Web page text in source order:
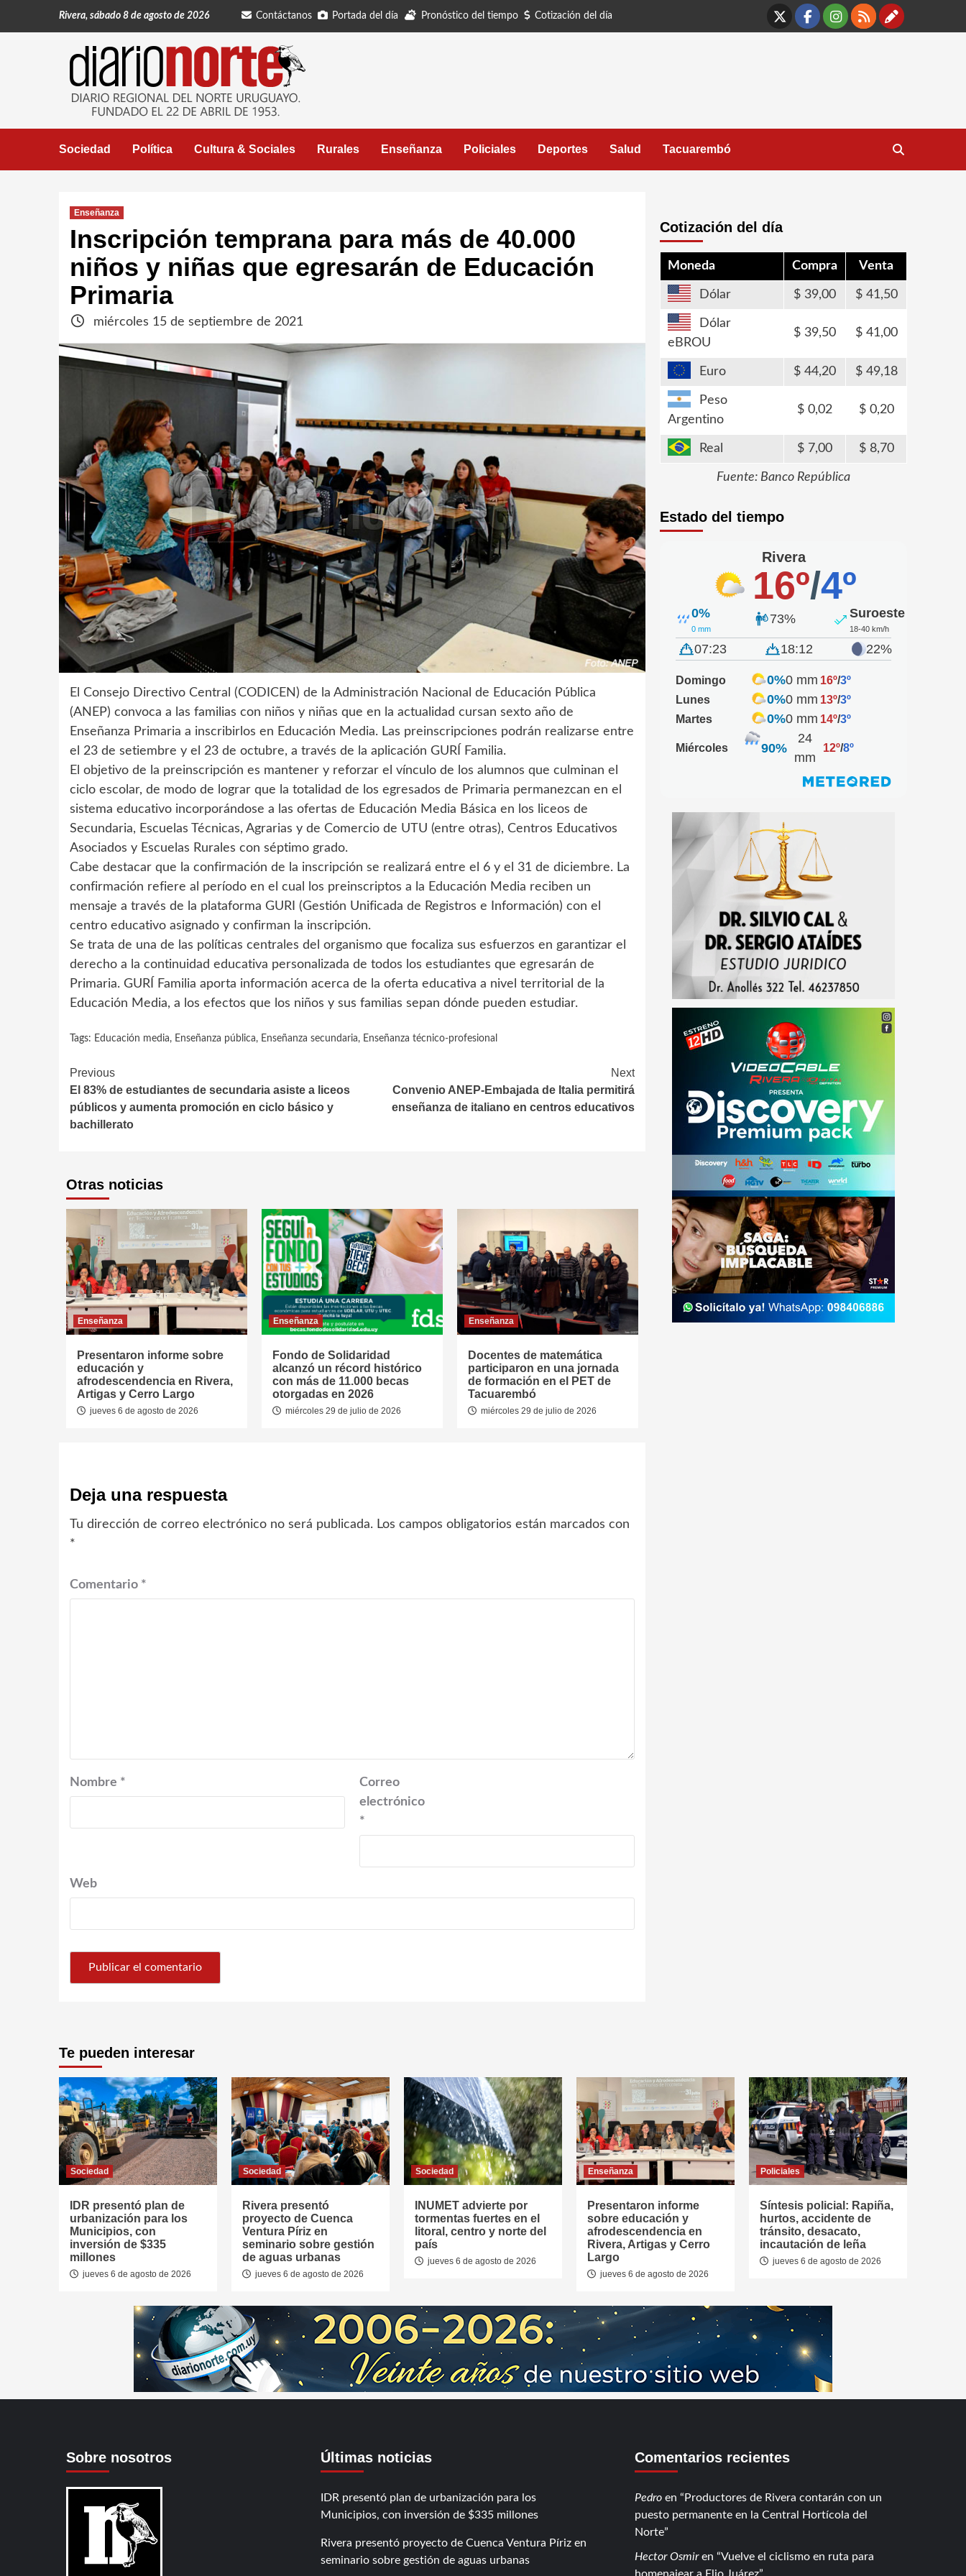
Rivera, sábado 8 de agosto de 2026 Contáctanos Portada del día Pronóstico del tiempo Cotización del día
X Facebook
Instagram
RSS
Sociedad Política Cultura & Sociales Rurales Enseñanza Policiales Deportes Salud Tacuarembó
Enseñanza
Inscripción temprana para más de 40.000
niños y niñas que egresarán de Educación
Primaria
miércoles 15 de septiembre de 2021
El Consejo Directivo Central (CODICEN) de la Administración Nacional de Educación Pública
(ANEP) convoca a las familias con niños y niñas que en la actualidad cursan sexto año de
Enseñanza Primaria a inscribirlos en Educación Media. Las preinscripciones podrán realizarse entre
el 23 de setiembre y el 23 de octubre, a través de la aplicación GURÍ Familia.
El objetivo de la preinscripción es mantener y reforzar el vínculo de los alumnos que culminan el
ciclo escolar, de modo de lograr que la totalidad de los egresados de Primaria permanezcan en el
sistema educativo incorporándose a las ofertas de Educación Media Básica en los liceos de
Secundaria, Escuelas Técnicas, Agrarias y de Comercio de UTU (entre otras), Centros Educativos
Asociados y Escuelas Rurales con séptimo grado.
Cabe destacar que la confirmación de la inscripción se realizará entre el 6 y el 31 de diciembre. La
confirmación refiere al período en el cual los preinscriptos a la Educación Media reciben un
mensaje a través de la plataforma GURI (Gestión Unificada de Registros e Información) con el
centro educativo asignado y confirman la inscripción.
Se trata de una de las políticas centrales del organismo que focaliza sus esfuerzos en garantizar el
derecho a la continuidad educativa personalizada de todos los estudiantes que egresarán de
Primaria. GURÍ Familia aporta información acerca de la oferta educativa a nivel territorial de la
Educación Media, a los efectos que los niños y sus familias sepan dónde pueden estudiar.
Tags: Educación media, Enseñanza pública, Enseñanza secundaria, Enseñanza técnico-profesional
Continue
Reading
Previous
El 83% de estudiantes de secundaria asiste a liceos
públicos y aumenta promoción en ciclo básico y
bachillerato
Next
Convenio ANEP-Embajada de Italia permitirá
enseñanza de italiano en centros educativos
Otras noticias
Enseñanza
Presentaron informe sobre
educación y
afrodescendencia en Rivera,
Artigas y Cerro Largo
jueves 6 de agosto de 2026
Enseñanza
Fondo de Solidaridad
alcanzó un récord histórico
con más de 11.000 becas
otorgadas en 2026
miércoles 29 de julio de 2026
Enseñanza
Docentes de matemática
participaron en una jornada
de formación en el PET de
Tacuarembó
miércoles 29 de julio de 2026
Deja una respuesta
Tu dirección de correo electrónico no será publicada. Los campos obligatorios están marcados con
*
Comentario *
Nombre *
Correo
electrónico
*
Web
Cotización del día
Moneda Compra Venta
Dólar 39,00 41,50
Dólar
eBROU
39,50 41,00
Euro 44,20 49,18
Peso
Argentino
0,02 0,20
Real 7,00 8,70
Fuente: Banco República
Estado del tiempo
Rivera
16º/4º
0%
0 mm
73% Suroeste
18-40 km/h
07:23 18:12 22%
Domingo 0%0 mm 16º/3º
Lunes
0%0 mm 13º/3º
Martes
0%0 mm 14º/3º
Miércoles 90%
24
mm
12º/8º
Te pueden interesar
Sociedad
IDR presentó plan de
urbanización para los
Municipios, con
inversión de $335
millones
jueves 6 de agosto de 2026
Sociedad
Rivera presentó
proyecto de Cuenca
Ventura Píriz en
seminario sobre gestión
de aguas urbanas
jueves 6 de agosto de 2026
Sociedad
INUMET advierte por
tormentas fuertes en el
litoral, centro y norte del
país
jueves 6 de agosto de 2026
Enseñanza
Presentaron informe
sobre educación y
afrodescendencia en
Rivera, Artigas y Cerro
Largo
jueves 6 de agosto de 2026
Policiales
Síntesis policial: Rapiña,
hurtos, accidente de
tránsito, desacato,
incautación de leña
jueves 6 de agosto de 2026
Sobre nosotros Últimas noticias
IDR presentó plan de urbanización para los
Municipios, con inversión de $335 millones
Rivera presentó proyecto de Cuenca Ventura Píriz en
seminario sobre gestión de aguas urbanas
Comentarios recientes
Pedroen
Productores de Rivera contarán con un
puesto permanente en la Central Hortícola del
Norte
Hector Osmiren
Vuelve el ciclismo en ruta para
homenajear a Elio Juárez